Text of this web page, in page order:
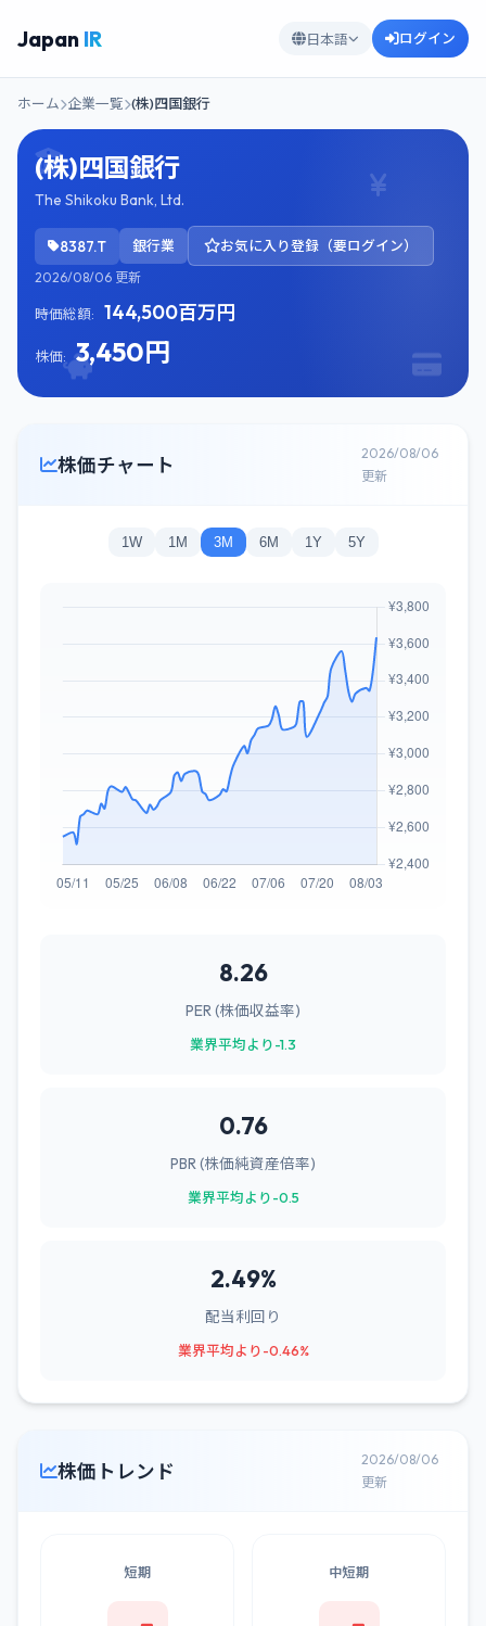
Japan IR 日本語 ログイン
ホーム 企業一覧 (株)四国銀行
(株)四国銀行
The Shikoku Bank, Ltd.
8387.T 銀行業 お気に入り登録（要ログイン）
2026/08/06 更新
時価総額: 144,500百万円
株価: 3,450円
株価チャート
2026/08/06
更新
1W 1M 3M 6M 1Y 5Y
8.26
PER (株価収益率)
業界平均より-1.3
0.76
PBR (株価純資産倍率)
業界平均より-0.5
2.49%
配当利回り
業界平均より-0.46%
株価トレンド
2026/08/06
更新
短期 中短期